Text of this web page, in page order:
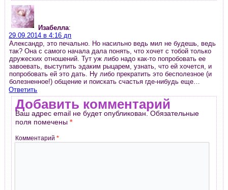
Изабелла:
29.09.2014 в 4:16 дп
Александр, это печально. Но насильно ведь мил не будешь, ведь
так? Она с самого начала дала понять, что хочет с тобой только
дружеских отношений. Тут уж либо надо как-то попробовать ее
завоевать, выступить эдаким рыцарем, узнать, что ей хочется, и
попробовать ей это дать. Ну либо прекратить это бесполезное (и
болезненное!) общение и поискать счастья где-нибудь еще…
Ответить
Добавить комментарий
Ваш адрес email не будет опубликован. Обязательные
поля помечены*
Комментарий*